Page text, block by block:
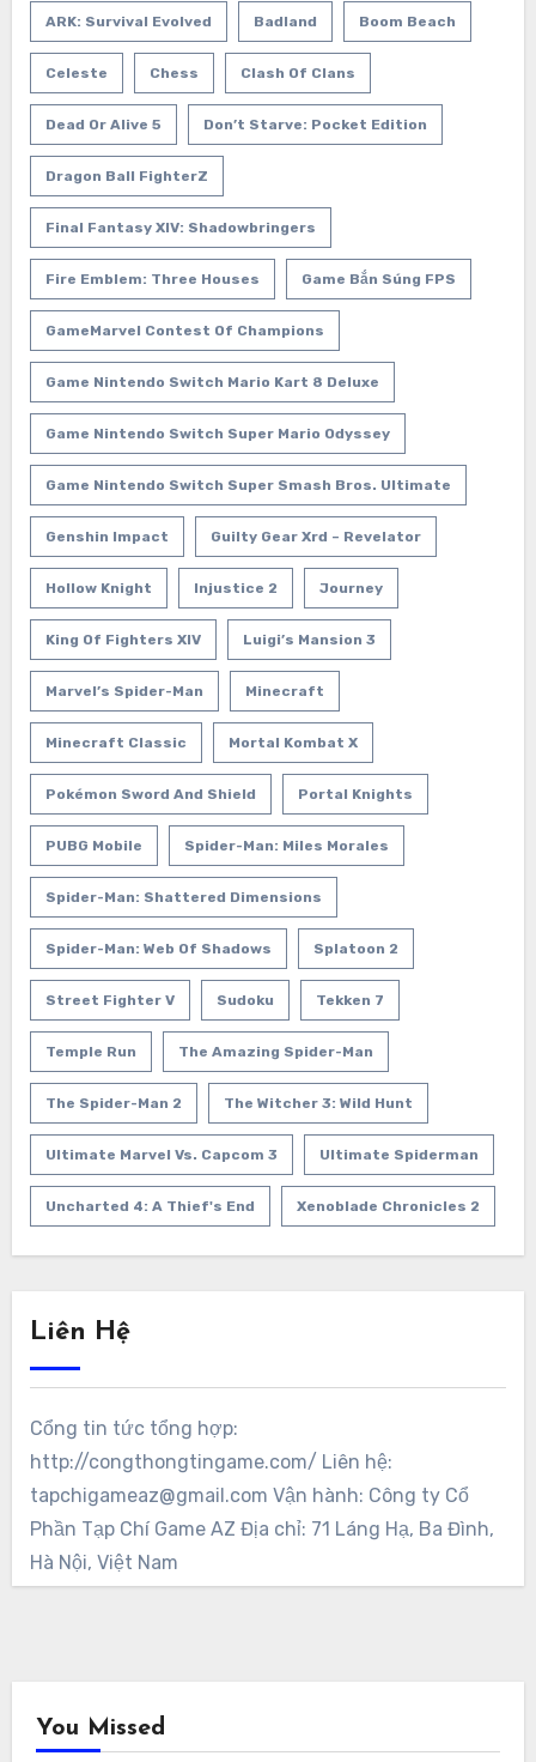
ARK: Survival Evolved Badland Boom Beach
Celeste Chess Clash Of Clans
Dead Or Alive 5 Don’t Starve: Pocket Edition
Dragon Ball FighterZ
Final Fantasy XIV: Shadowbringers
Fire Emblem: Three Houses Game Bắn Súng FPS
GameMarvel Contest Of Champions
Game Nintendo Switch Mario Kart 8 Deluxe
Game Nintendo Switch Super Mario Odyssey
Game Nintendo Switch Super Smash Bros. Ultimate
Genshin Impact Guilty Gear Xrd – Revelator
Hollow Knight Injustice 2 Journey
King Of Fighters XIV Luigi’s Mansion 3
Marvel’s Spider-Man Minecraft
Minecraft Classic Mortal Kombat X
Pokémon Sword And Shield Portal Knights
PUBG Mobile Spider-Man: Miles Morales
Spider-Man: Shattered Dimensions
Spider-Man: Web Of Shadows Splatoon 2
Street Fighter V Sudoku Tekken 7
Temple Run The Amazing Spider-Man
The Spider-Man 2 The Witcher 3: Wild Hunt
Ultimate Marvel Vs. Capcom 3 Ultimate Spiderman
Uncharted 4: A Thief's End Xenoblade Chronicles 2
Liên Hệ
Cổng tin tức tổng hợp:
http://congthongtingame.com/ Liên hệ:
tapchigameaz@gmail.com Vận hành: Công ty Cổ
Phần Tạp Chí Game AZ Địa chỉ: 71 Láng Hạ, Ba Đình,
Hà Nội, Việt Nam
You Missed